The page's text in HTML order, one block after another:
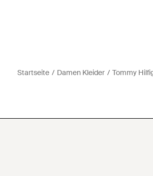
Startseite Damen Kleider Tommy